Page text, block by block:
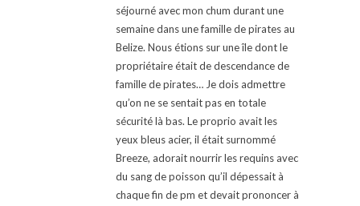
séjourné avec mon chum durant une
semaine dans une famille de pirates au
Belize. Nous étions sur une île dont le
propriétaire était de descendance de
famille de pirates… Je dois admettre
qu’on ne se sentait pas en totale
sécurité là bas. Le proprio avait les
yeux bleus acier, il était surnommé
Breeze, adorait nourrir les requins avec
du sang de poisson qu’il dépessait à
chaque fin de pm et devait prononcer à